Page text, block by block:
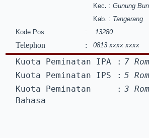
Kec. : Gunung
Kab. : Tangerang
Kode Pos
: 13280
Telephon : 0813 xxxx xxxx
Kuota Peminatan IPA : 7
Kuota Peminatan IPS
: 5
Kuota Peminatan
Bahasa
: 3